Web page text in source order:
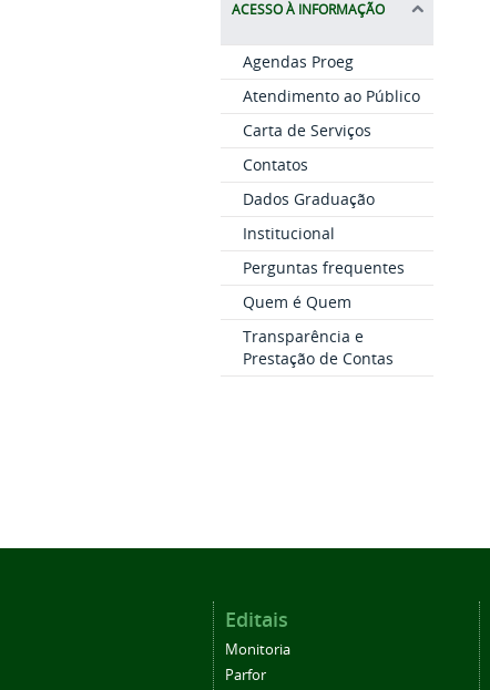
ACESSO À INFORMAÇÃO
Agendas Proeg
Atendimento ao Público
Carta de Serviços
Contatos
Dados Graduação
Institucional
Perguntas frequentes
Quem é Quem
Transparência e
Prestação de Contas
Editais
Monitoria
Parfor